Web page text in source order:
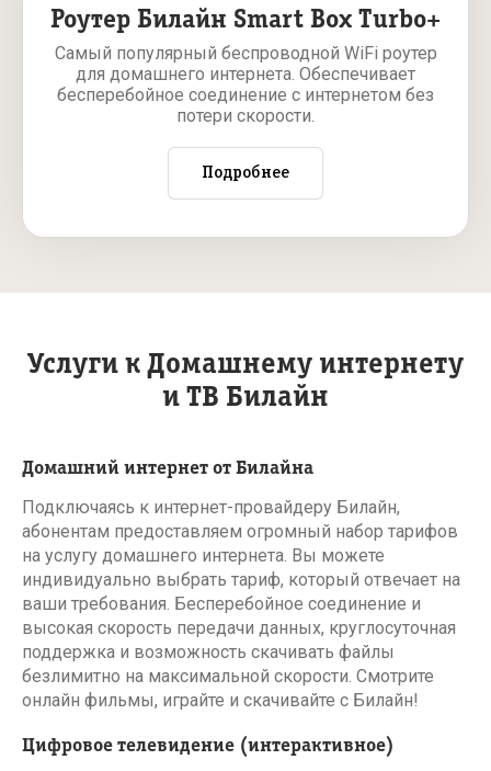
Роутер Билайн Smart Box Turbo+
Самый популярный беспроводной WiFi роутер
для домашнего интернета. Обеспечивает
бесперебойное соединение с интернетом без
потери скорости.
Подробнее
Услуги к Домашнему интернету
и ТВ Билайн
Домашний интернет от Билайна
Подключаясь к интернет-провайдеру Билайн,
абонентам предоставляем огромный набор тарифов
на услугу домашнего интернета. Вы можете
индивидуально выбрать тариф, который отвечает на
ваши требования. Бесперебойное соединение и
высокая скорость передачи данных, круглосуточная
поддержка и возможность скачивать файлы
безлимитно на максимальной скорости. Смотрите
онлайн фильмы, играйте и скачивайте с Билайн!
Цифровое телевидение (интерактивное)